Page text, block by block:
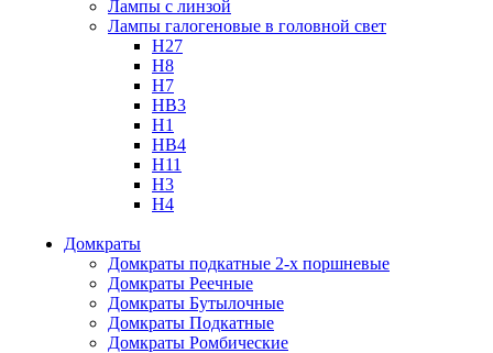
Лампы с линзой
Лампы галогеновые в головной свет
H27
H8
H7
HB3
H1
HB4
H11
H3
H4
Домкраты
Домкраты подкатные 2-х поршневые
Домкраты Реечные
Домкраты Бутылочные
Домкраты Подкатные
Домкраты Ромбические